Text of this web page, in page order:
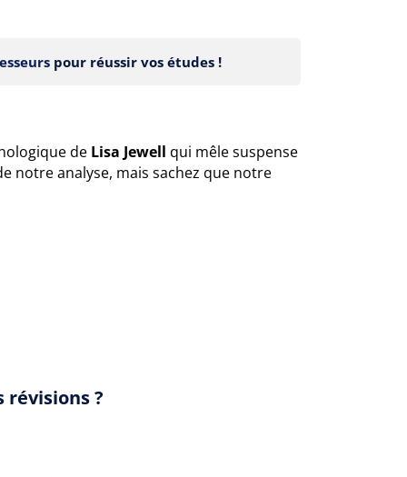
pour réussir vos études !
de Lisa Jewell qui mêle suspense
notre analyse, mais sachez que notre
révisions ?